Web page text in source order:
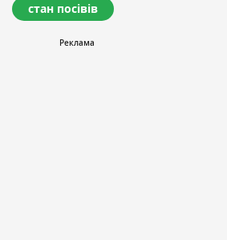
стан посівів